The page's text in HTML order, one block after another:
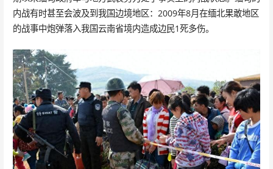
内战有时甚至会波及到我国边境地区：2009年8月在缅北果敢地区
的战事中炮弹落入我国云南省境内造成边民1死多伤。